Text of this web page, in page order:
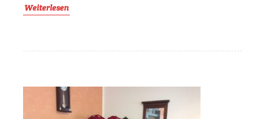
Weiterlesen